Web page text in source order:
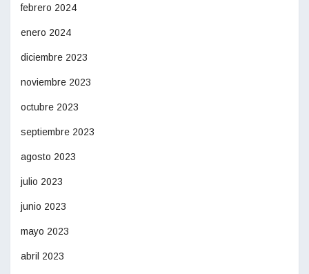
febrero 2024
enero 2024
diciembre 2023
noviembre 2023
octubre 2023
septiembre 2023
agosto 2023
julio 2023
junio 2023
mayo 2023
abril 2023